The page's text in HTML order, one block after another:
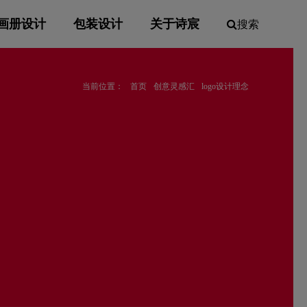
册设计 包装设计 关于诗宸 搜索
当前位置： 首页 创意灵感汇
logo设计理念